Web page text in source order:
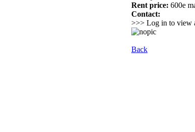
Rent price: 600e
Contact:
>>> Log in to view
Back